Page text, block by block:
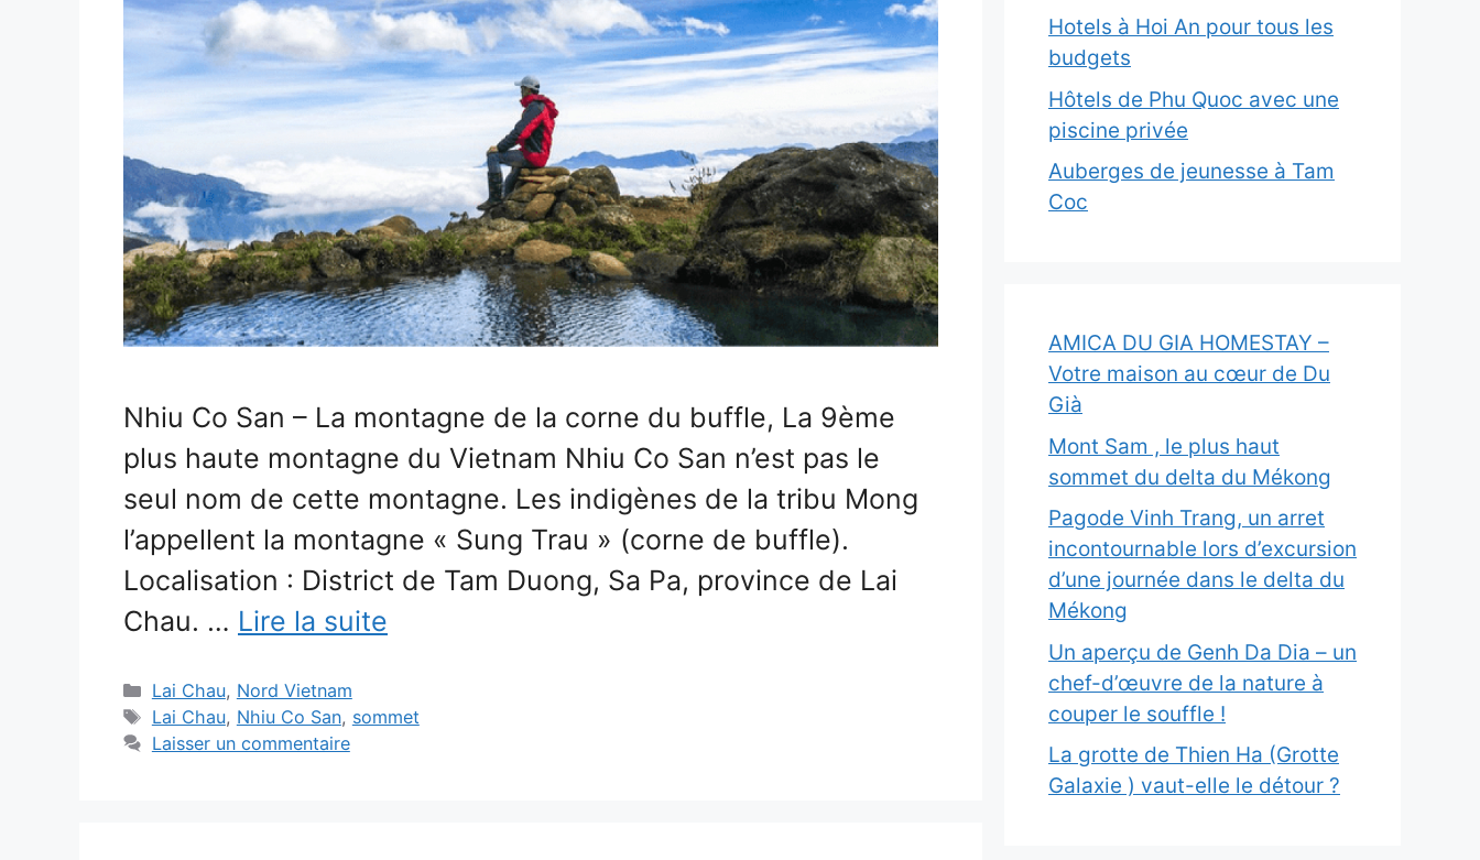
Nhiu Co San – La montagne de la corne du buffle, La 9ème
plus haute montagne du Vietnam Nhiu Co San n’est pas le
seul nom de cette montagne. Les indigènes de la tribu Mong
l’appellent la montagne « Sung Trau » (corne de buffle).
Localisation : District de Tam Duong, Sa Pa, province de Lai
Chau. … Lire la suite
Catégories
Lai Chau, Nord Vietnam
Étiquettes
Lai Chau, Nhiu Co San, sommet
Laisser un commentaire
Hotels à Hoi An pour tous les
budgets
Hôtels de Phu Quoc avec une
piscine privée
Auberges de jeunesse à Tam
Coc
AMICA DU GIA HOMESTAY –
Votre maison au cœur de Du
Già
Mont Sam , le plus haut
sommet du delta du Mékong
Pagode Vinh Trang, un arret
incontournable lors d’excursion
d’une journée dans le delta du
Mékong
Un aperçu de Genh Da Dia – un
chef-d’œuvre de la nature à
couper le souffle !
La grotte de Thien Ha (Grotte
Galaxie ) vaut-elle le détour ?